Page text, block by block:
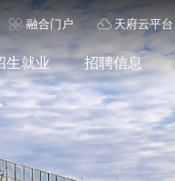
融合门户 天府云平台
生就业 招聘信息